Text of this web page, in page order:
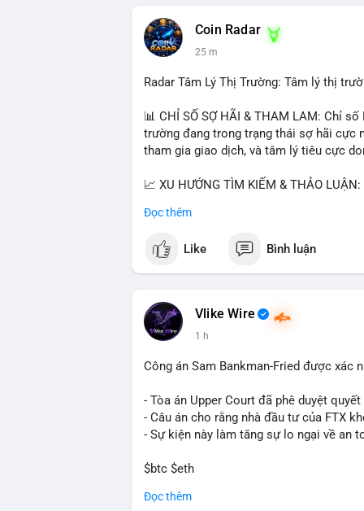
📰 Nguồn: CoinDesk
Coin Radar
25 m
Radar Tâm Lý Thị Trường: Tâm lý thị
📊 CHỈ SỐ SỢ HÃI & THAM LAM: Chỉ
trường đang trong trạng thái sợ hãi cực
tham gia giao dịch, và tâm lý tiêu cực
📈 XU HƯỚNG TÌM KIẾM & THẢO
Trends Việt Nam, từ khóa như 'con
💬 DÒNG CHẢY TIN TỨC & TRUYỀN
Telegram, tin tức nổi bật bao gồm việc
Bitcoin miners chuyển hướng AI. Các
trường.
💡 NHẬN ĐỊNH & KHUYẾN NGHỊ: Tâm
tập trung vào cơ hội an toàn và theo
📊 Nguồn: Radar Tâm Lý Thị Trường
Đọc thêm
Like Bình luận
Vlike Wire
1 h
Công án Sam Bankman-Fried được xác
- Tòa án Upper Court đã phê duyệt
- Câu án cho rằng nhà đầu tư của FTX
- Sự kiện này làm tăng sự lo ngại về an
$btc $eth
#vlikevn
Đọc thêm